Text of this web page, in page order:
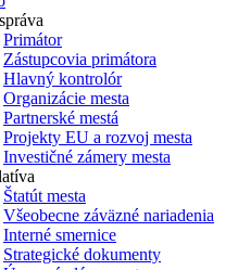
Primátor
Zástupcovia primátora
Hlavný kontrolór
Organizácie mesta
Partnerské mestá
Projekty EU a rozvoj mesta
Investičné zámery mesta
Štatút mesta
Všeobecne záväzné nariadenia
Interné smernice
Strategické dokumenty